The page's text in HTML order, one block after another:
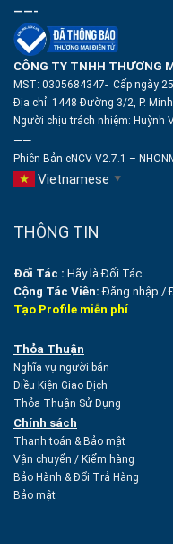
——-
CÔNG TY TNHH THƯƠNG
MST: 0305684347- Cấp ngày
Địa chỉ: 1448 Đường 3/2, P.
Người chịu trách nhiệm: Huỳnh
——
Phiên Bản eNCV V2.7.1 –
Vietnamese ▼
THÔNG TIN
Đối Tác : Hãy là Đối Tác
Cộng Tác Viên: Đăng nhập /
Tạo Profile miễn phí
Thỏa Thuận
Nghĩa vụ người bán
Điều Kiện Giao Dịch
Thỏa Thuận Sử Dụng
Chính sách
Thanh toán & Bảo mật
Vận chuyển / Kiểm hàng
Bảo Hành & Đổi Trả Hàng
Bảo mật